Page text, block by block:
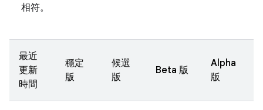
相符。
最近
更新
時間
穩定
版
候選
版
Beta 版
Alpha
版